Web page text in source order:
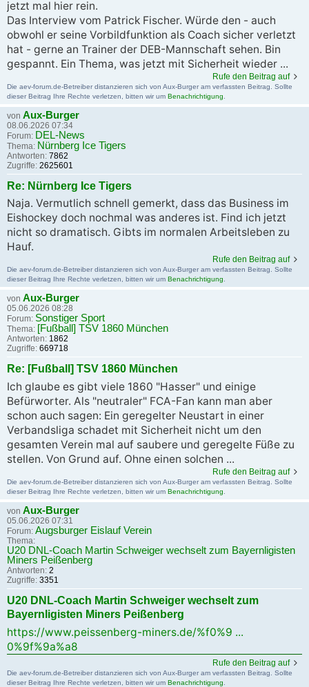
jetzt mal hier rein.
Das Interview vom Patrick Fischer. Würde den - auch
obwohl er seine Vorbildfunktion als Coach sicher verletzt
hat - gerne an Trainer der DEB-Mannschaft sehen. Bin
gespannt. Ein Thema, was jetzt mit Sicherheit wieder ...
Rufe den Beitrag auf
Die aev-forum.de-Betreiber distanzieren sich von Aux-Burger am verfassten Beitrag. Sollte
dieser Beitrag Ihre Rechte verletzen, bitten wir um Benachrichtigung
von Aux-Burger
08.06.2026 07:34
Forum: DEL-News
Thema: Nürnberg Ice Tigers
Antworten: 7862
Zugriffe: 2625601
Re: Nürnberg Ice Tigers
Naja. Vermutlich schnell gemerkt, dass das Business im
Eishockey doch nochmal was anderes ist. Find ich jetzt
nicht so dramatisch. Gibts im normalen Arbeitsleben zu
Hauf.
Rufe den Beitrag auf
Die aev-forum.de-Betreiber distanzieren sich von Aux-Burger am verfassten Beitrag. Sollte
dieser Beitrag Ihre Rechte verletzen, bitten wir um Benachrichtigung.
von Aux-Burger
05.06.2026 08:28
Forum: Sonstiger Sport
Thema: [Fußball] TSV 1860 München
Antworten: 1862
Zugriffe: 669718
Re: [Fußball] TSV 1860 München
Ich glaube es gibt viele 1860 "Hasser" und einige
Befürworter. Als "neutraler" FCA-Fan kann man aber
schon auch sagen: Ein geregelter Neustart in einer
Verbandsliga schadet mit Sicherheit nicht um den
gesamten Verein mal auf saubere und geregelte Füße zu
stellen. Von Grund auf. Ohne einen solchen ...
Rufe den Beitrag auf
Die aev-forum.de-Betreiber distanzieren sich von Aux-Burger am verfassten Beitrag. Sollte
dieser Beitrag Ihre Rechte verletzen, bitten wir um Benachrichtigung
von Aux-Burger
05.06.2026 07:31
Forum: Augsburger Eislauf Verein
Thema:
U20 DNL-Coach Martin Schweiger wechselt zum Bayernligisten
Miners Peißenberg
Antworten: 2
Zugriffe: 3351
U20 DNL-Coach Martin Schweiger wechselt zum
Bayernligisten Miners Peißenberg
https://www.peissenberg-miners.de/%f0%9 ...
0%9f%9a%a8
Rufe den Beitrag auf
Die aev-forum.de-Betreiber distanzieren sich von Aux-Burger am verfassten Beitrag. Sollte
dieser Beitrag Ihre Rechte verletzen, bitten wir um Benachrichtigung